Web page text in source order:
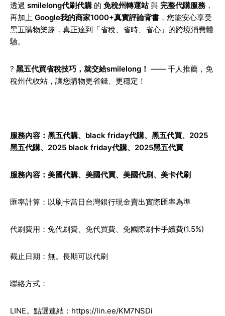
透過 smilelong代刷代購 的 免稅州轉運站與 完整代購服務 ，
再加上 Google我的商家1000+真實評論背書 ，您能安心享受
黑五購物樂趣，真正達到「省稅、省時、省心」的跨境消費體
驗。
? 黑五代買省稅技巧，就交給smilelong！ —— 千人推薦，免
稅州代收站，讓您購物更省錢、更穩定！
服務內容： 黑五代購、black friday代購、 黑五代買、2025
黑五代購、 2025 black friday代購、2025黑五代買
服務內容： 美國代購、 美國代買、 美國代刷、 美卡代刷
匯率計算：以刷卡當日台灣銀行現金賣出實際匯率為準
代刷費用：免代刷費、免代買費、免國際刷卡手續費(1.5%)
截止日期：無。長期可以代刷
聯絡方式：
LINE。點選連結： https://lin.ee/KM7NSDi